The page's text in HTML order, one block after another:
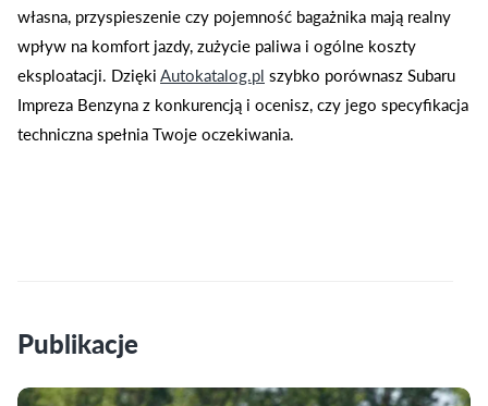
własna, przyspieszenie czy pojemność bagażnika mają realny
wpływ na komfort jazdy, zużycie paliwa i ogólne koszty
eksploatacji. DziękiAutokatalog.pl szybko porównasz Subaru
Impreza Benzyna z konkurencją i ocenisz, czy jego specyfikacja
techniczna spełnia Twoje oczekiwania.
Publikacje